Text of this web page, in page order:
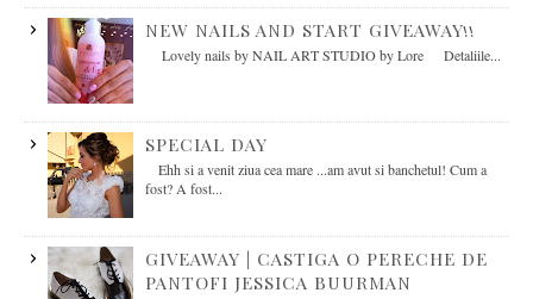
NEW NAILS AND START GIVEAWAY!!
Lovely nails by NAIL ART STUDIO by Lore Detaliile...
SPECIAL DAY
Ehh si a venit ziua cea mare ...am avut si banchetul! Cum a
fost? A fost...
GIVEAWAY | CASTIGA O PERECHE DE
PANTOFI JESSICA BUURMAN